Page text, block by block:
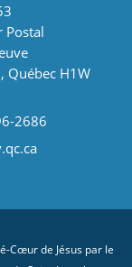
Postal
Québec H1W
2686
Cœur de Jésus par le